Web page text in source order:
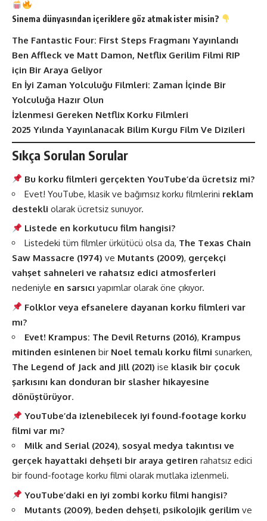
Sinema dünyasından içeriklere göz atmak ister misin?
The Fantastic Four: First Steps Fragmanı Yayınlandı
Ben Affleck ve Matt Damon, Netflix Gerilim Filmi RIP
için Bir Araya Geliyor
En İyi Zaman Yolculuğu Filmleri: Zaman İçinde Bir
Yolculuğa Hazır Olun
İzlenmesi Gereken Netflix Korku Filmleri
2025 Yılında Yayınlanacak Bilim Kurgu Film Ve Dizileri
Sıkça Sorulan Sorular
Bu korku filmleri gerçekten YouTube’da ücretsiz mi?
Evet! YouTube, klasik ve bağımsız korku filmlerini reklam
destekli olarak ücretsiz sunuyor.
Listede en korkutucu film hangisi?
Listedeki tüm filmler ürkütücü olsa da, The Texas Chain
Saw Massacre (1974) ve Mutants (2009), gerçekçi
vahşet sahneleri ve rahatsız edici atmosferleri
nedeniyle en sarsıcı yapımlar olarak öne çıkıyor​.
Folklor veya efsanelere dayanan korku filmleri var
mı?
Evet! Krampus: The Devil Returns (2016), Krampus
mitinden esinlenen bir Noel temalı korku filmi sunarken,
The Legend of Jack and Jill (2021) ise klasik bir çocuk
şarkısını kan donduran bir slasher hikayesine
dönüştürüyor.
YouTube’da izlenebilecek iyi found-footage korku
filmi var mı?
Milk and Serial (2024), sosyal medya takıntısı ve
gerçek hayattaki dehşeti bir araya getiren rahatsız edici
bir found-footage korku filmi olarak mutlaka izlenmeli​.
YouTube’daki en iyi zombi korku filmi hangisi?
Mutants (2009), beden dehşeti, psikolojik gerilim ve